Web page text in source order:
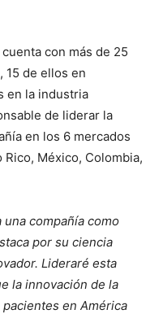
con más de 25
15 de ellos en
en la industria
de liderar la
en los 6 mercados
México, Colombia,
una compañía como
por su ciencia
Lideraré esta
la innovación de la
en América